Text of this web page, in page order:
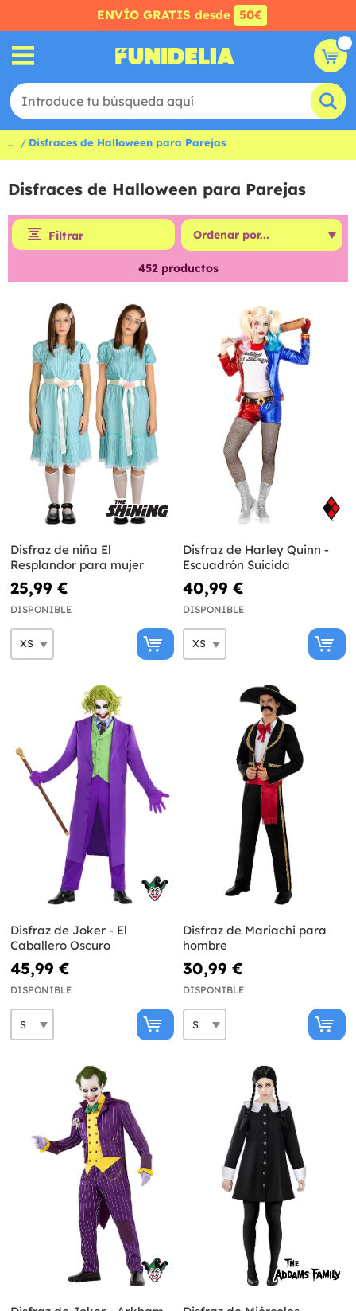
ENVÍO GRATIS desde 50€
... Disfraces de Halloween para Parejas
Disfraces de Halloween para Parejas
Filtrar
452productos
Disfraz de niña El
Resplandor para mujer
25,99 €
DISPONIBLE
Disfraz de Harley Quinn -
Escuadrón Suicida
40,99 €
DISPONIBLE
Disfraz de Joker - El
Caballero Oscuro
45,99 €
DISPONIBLE
Disfraz de Mariachi para
hombre
30,99 €
DISPONIBLE